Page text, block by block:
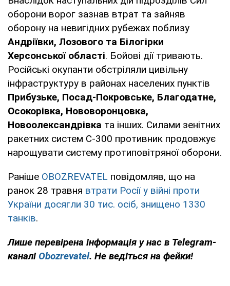
оборони ворог зазнав втрат та зайняв
оборону на невигідних рубежах поблизу
Андріївки, Лозового та Білогірки
Херсонської області. Бойові дії тривають.
Російські окупанти обстріляли цивільну
інфраструктуру в районах населених пунктів
Прибузьке, Посад-Покровське, Благодатне,
Осокорівка, Нововоронцовка,
Новоолександрівка та інших. Силами зенітних
ракетних систем С-300 противник продовжує
нарощувати систему протиповітряної оборони.
Раніше OBOZREVATEL повідомляв, що на
ранок 28 травня втрати Росії у війні проти
України досягли 30 тис. осіб, знищено 1330
танків.
Лише перевірена інформація у нас в Telegram-
каналі Obozrevatel. Не ведіться на фейки!